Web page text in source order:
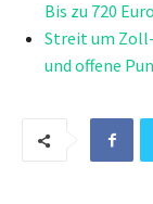
Bis zu 720
Streit um Zoll-
und offene